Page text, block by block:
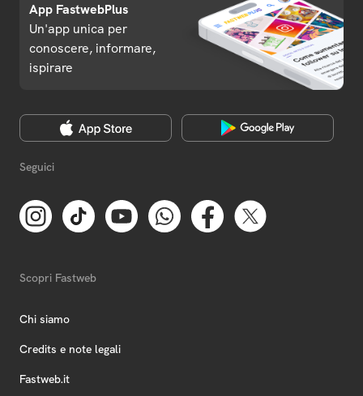
App FastwebPlus
Un'app unica per
conoscere, informare,
ispirare
Seguici
Scopri Fastweb
Chi siamo
Credits e note legali
Fastweb.it